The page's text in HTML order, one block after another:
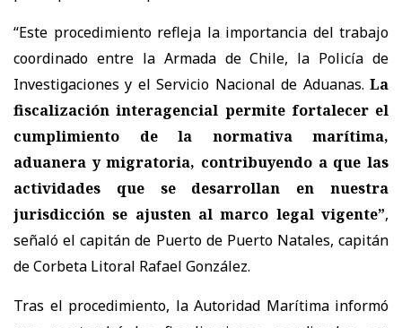
“Este procedimiento refleja la importancia del trabajo
coordinado entre la Armada de Chile, la Policía de
Investigaciones y el Servicio Nacional de Aduanas. La
fiscalización interagencial permite fortalecer el
cumplimiento de la normativa marítima,
aduanera y migratoria, contribuyendo a que las
actividades que se desarrollan en nuestra
jurisdicción se ajusten al marco legal vigente”,
señaló el capitán de Puerto de Puerto Natales, capitán
de Corbeta Litoral Rafael González.
Tras el procedimiento, la Autoridad Marítima informó